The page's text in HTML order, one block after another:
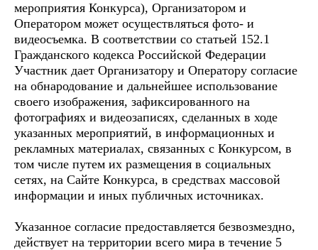
мероприятия Конкурса), Организатором и
Оператором может осуществляться фото- и
видеосъемка. В соответствии со статьей 152.1
Гражданского кодекса Российской Федерации
Участник дает Организатору и Оператору согласие
на обнародование и дальнейшее использование
своего изображения, зафиксированного на
фотографиях и видеозаписях, сделанных в ходе
указанных мероприятий, в информационных и
рекламных материалах, связанных с Конкурсом, в
том числе путем их размещения в социальных
сетях, на Сайте Конкурса, в средствах массовой
информации и иных публичных источниках.
Указанное согласие предоставляется безвозмездно,
действует на территории всего мира в течение 5